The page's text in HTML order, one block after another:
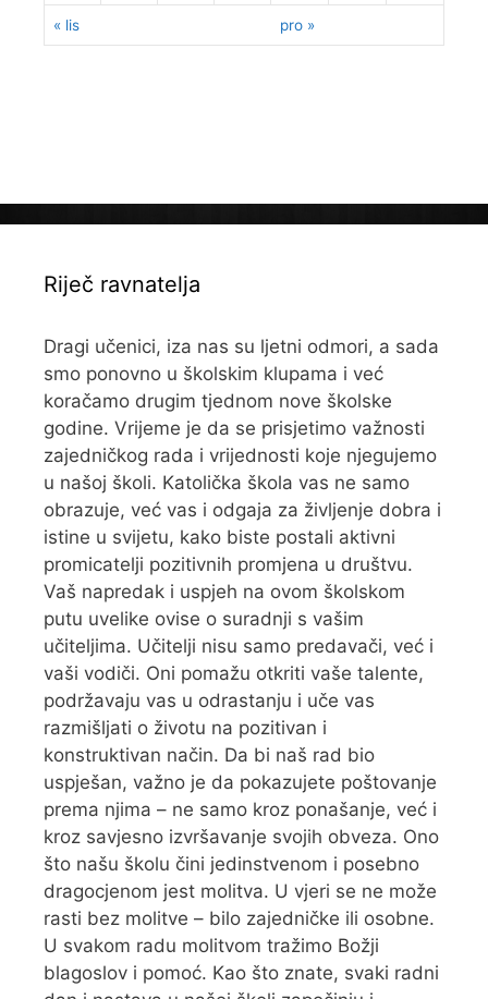
« lis pro »
Riječ ravnatelja
Dragi učenici, iza nas su ljetni odmori, a sada
smo ponovno u školskim klupama i već
koračamo drugim tjednom nove školske
godine. Vrijeme je da se prisjetimo važnosti
zajedničkog rada i vrijednosti koje njegujemo
u našoj školi. Katolička škola vas ne samo
obrazuje, već vas i odgaja za življenje dobra i
istine u svijetu, kako biste postali aktivni
promicatelji pozitivnih promjena u društvu.
Vaš napredak i uspjeh na ovom školskom
putu uvelike ovise o suradnji s vašim
učiteljima. Učitelji nisu samo predavači, već i
vaši vodiči. Oni pomažu otkriti vaše talente,
podržavaju vas u odrastanju i uče vas
razmišljati o životu na pozitivan i
konstruktivan način. Da bi naš rad bio
uspješan, važno je da pokazujete poštovanje
prema njima – ne samo kroz ponašanje, već i
kroz savjesno izvršavanje svojih obveza. Ono
što našu školu čini jedinstvenom i posebno
dragocjenom jest molitva. U vjeri se ne može
rasti bez molitve – bilo zajedničke ili osobne.
U svakom radu molitvom tražimo Božji
blagoslov i pomoć. Kao što znate, svaki radni